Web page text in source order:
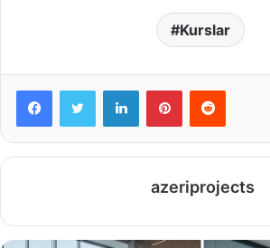
Kurslar
FacebookTwitter LinkedInPinterestReddit
azeriprojects